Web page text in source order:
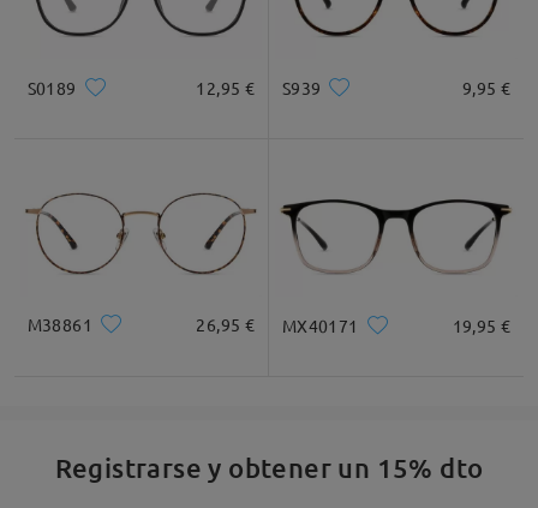
S0189 12,95 € S939 9,95 €
M38861 26,95 € MX40171 19,95 €
Registrarse y obtener un 15% dto